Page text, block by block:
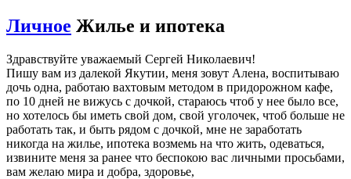
Личное Жилье и ипотека
Здравствуйте уважаемый Сергей Николаевич!
Пишу вам из далекой Якутии, меня зовут Алена, воспитываю
дочь одна, работаю вахтовым методом в придорожном кафе,
по 10 дней не вижусь с дочкой, стараюсь чтоб у нее было все,
но хотелось бы иметь свой дом, свой уголочек, чтоб больше не
работать так, и быть рядом с дочкой, мне не заработать
никогда на жилье, ипотека возмемь на что жить, одеваться,
извините меня за ранее что беспокою вас личными просьбами,
вам желаю мира и добра, здоровье,